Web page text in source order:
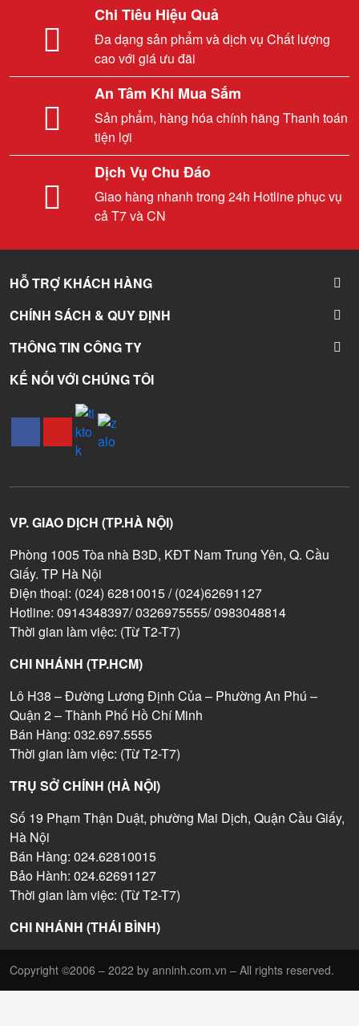
Chi Tiêu Hiệu Quả
Đa dạng sản phẩm và dịch vụ Chất lượng
cao với giá ưu đãi
An Tâm Khi Mua Sắm
Sản phẩm, hàng hóa chính hãng Thanh toán
tiện lợi
Dịch Vụ Chu Đáo
Giao hàng nhanh trong 24h Hotline phục vụ
cả T7 và CN
HỖ TRỢ KHÁCH HÀNG
CHÍNH SÁCH & QUY ĐỊNH
THÔNG TIN CÔNG TY
KẾ NỐI VỚI CHÚNG TÔI
VP. GIAO DỊCH (TP.HÀ NỘI)
Phòng 1005 Tòa nhà B3D, KĐT Nam Trung Yên, Q. Cầu
Giấy. TP Hà Nội
Điện thoại: (024) 62810015 / (024)62691127
Hotline: 0914348397/ 0326975555/ 0983048814
Thời gian làm việc: (Từ T2-T7)
CHI NHÁNH (TP.HCM)
Lô H38 – Đường Lương Định Của – Phường An Phú –
Quận 2 – Thành Phố Hồ Chí Minh
Bán Hàng: 032.697.5555
Thời gian làm việc: (Từ T2-T7)
TRỤ SỞ CHÍNH (HÀ NỘI)
Số 19 Phạm Thận Duật, phường Mai Dịch, Quận Cầu Giấy,
Hà Nội
Bán Hàng: 024.62810015
Bảo Hành: 024.62691127
Thời gian làm việc: (Từ T2-T7)
CHI NHÁNH (THÁI BÌNH)
Copyright ©2006 – 2022 by anninh.com.vn – All rights reserved.